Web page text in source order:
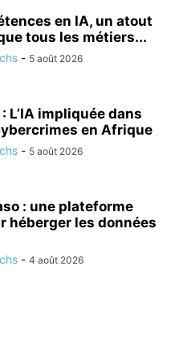
en IA, un atout
tous les métiers...
- 5 août 2026
: L’IA impliquée dans
en Afrique
- 5 août 2026
: une plateforme
héberger les données
- 4 août 2026